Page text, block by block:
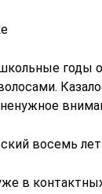
годы
восемь лет
в